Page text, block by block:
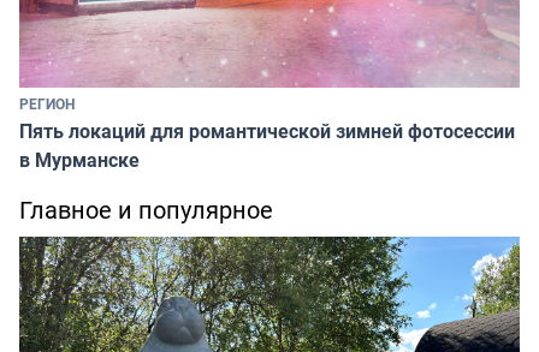
РЕГИОН
Пять локаций для романтической зимней фотосессии
в Мурманске
Главное и популярное